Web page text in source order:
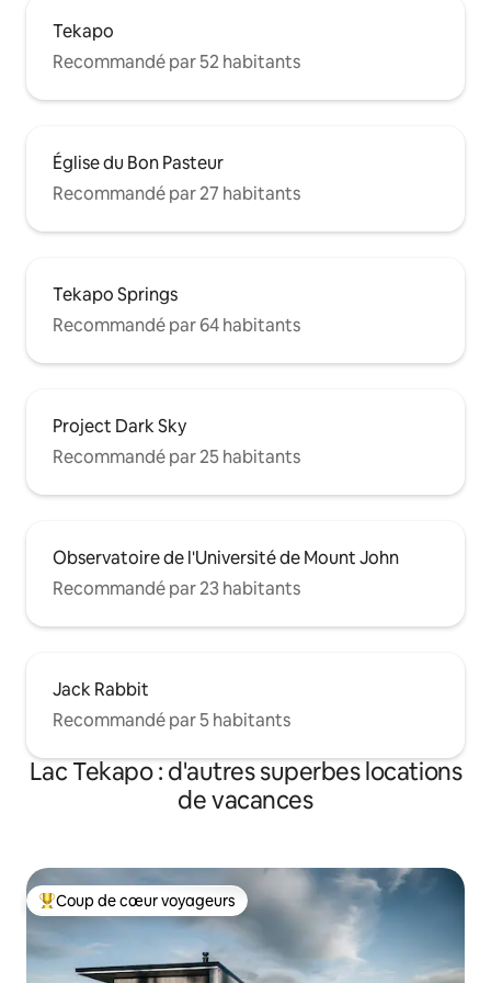
Tekapo
Recommandé par 52 habitants
Église du Bon Pasteur
Recommandé par 27 habitants
Tekapo Springs
Recommandé par 64 habitants
Project Dark Sky
Recommandé par 25 habitants
Observatoire de l'Université de Mount John
Recommandé par 23 habitants
Jack Rabbit
Recommandé par 5 habitants
Lac Tekapo : d'autres superbes locations
de vacances
Coups de cœur voyageurs les plus appréciés
Coup de cœur voyageurs